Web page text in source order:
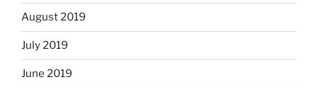
August 2019
July 2019
June 2019